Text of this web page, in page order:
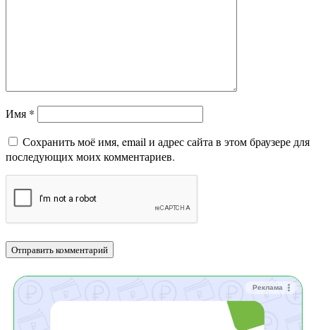
Имя *
Сохранить моё имя, email и адрес сайта в этом браузере для
последующих моих комментариев.
Реклама